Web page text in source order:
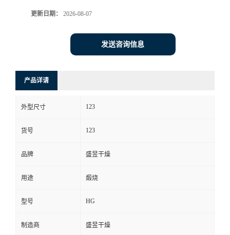
更新日期： 2026-08-07
发送咨询信息
产品详请
外型尺寸 123
货号 123
品牌 盛昱干燥
用途 煅烧
型号 HG
制造商 盛昱干燥